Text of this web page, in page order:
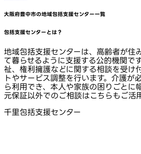
大阪府豊中市の地域包括支援センター一覧
包括支援センターとは？
地域包括支援センターは、高齢者が住
て暮らせるように支援する公的機関で
祉、権利擁護などに関する相談を受け
トやサービス調整を行います。介護が
ら利用でき、本人や家族の困りごとに
元保証以外でのご相談はこちらもご活
千里包括支援センター